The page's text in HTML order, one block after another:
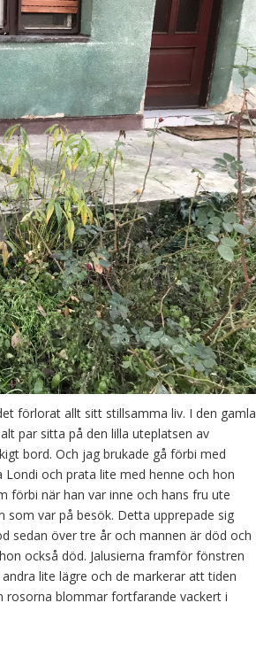
förlorat allt sitt stillsamma liv. I den gamla
par sitta på den lilla uteplatsen av
bord. Och jag brukade gå förbi med
och prata lite med henne och hon
förbi när han var inne och hans fru ute
var på besök. Detta upprepade sig
sedan över tre år och mannen är död och
också död. Jalusierna framför fönstren
lite lägre och de markerar att tiden
rosorna blommar fortfarande vackert i